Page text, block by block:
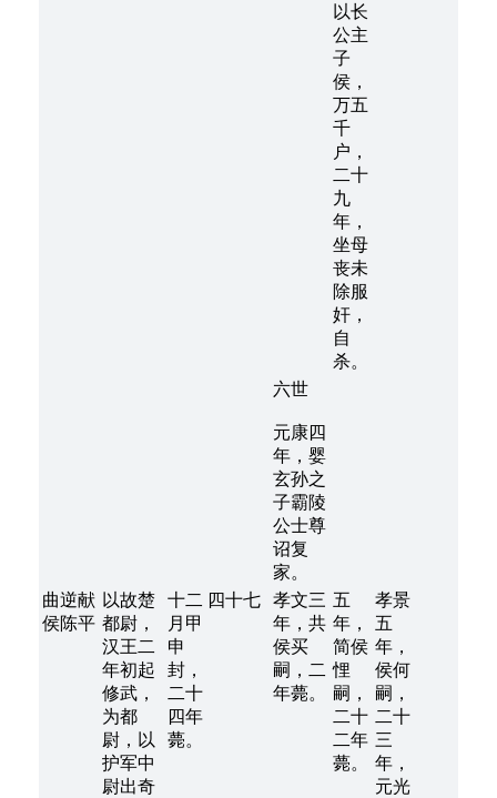
以长
公主
子
侯，
万五
千
户，
二十
九
年，
坐母
丧未
除服
奸，
自
杀。
六世
元康四
年，婴
玄孙之
子霸陵
公士尊
诏复
家。
曲逆献
侯陈平
以故楚
都尉，
汉王二
年初起
修武，
为都
尉，以
护军中
尉出奇
十二
月甲
申
封，
二十
四年
薨。
四十七
孝文三
年，共
侯买
嗣，二
年薨。
五
年，
简侯
悝
嗣，
二十
二年
薨。
孝景
五
年，
侯何
嗣，
二十
三
年，
元光